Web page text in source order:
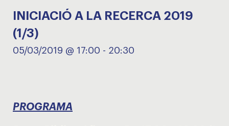
INICIACIÓ A LA RECERCA 2019
(1/3)
05/03/2019 @ 17:00 - 20:30
PROGRAMA